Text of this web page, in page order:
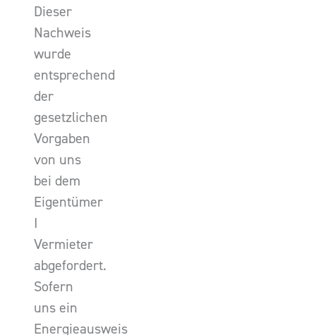
Dieser
Nachweis
wurde
entsprechend
der
gesetzlichen
Vorgaben
von uns
bei dem
Eigentümer
I
Vermieter
abgefordert.
Sofern
uns ein
Energieausweis